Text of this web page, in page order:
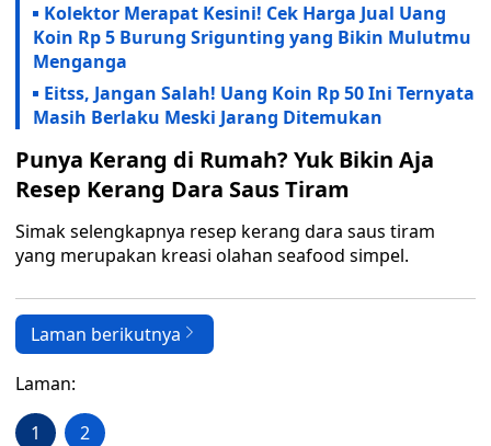
Kolektor Merapat Kesini! Cek Harga Jual Uang
Koin Rp 5 Burung Srigunting yang Bikin Mulutmu
Menganga
Eitss, Jangan Salah! Uang Koin Rp 50 Ini Ternyata
Masih Berlaku Meski Jarang Ditemukan
Punya Kerang di Rumah? Yuk Bikin Aja
Resep Kerang Dara Saus Tiram
Simak selengkapnya resep kerang dara saus tiram
yang merupakan kreasi olahan seafood simpel.
Laman berikutnya
Laman:
1 2